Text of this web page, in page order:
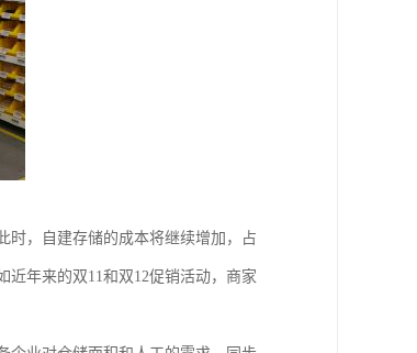
时，自建存储的成本将继续增加，占
年来的双11和双12促销活动，商家